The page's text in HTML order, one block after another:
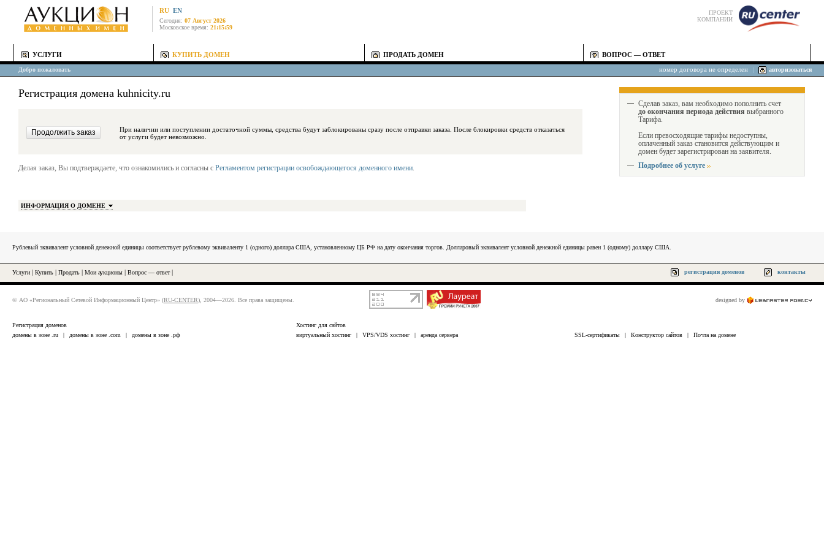
RU EN
Сегодня: 07 Август 2026
Московское время: 21:15:59
ПРОЕКТ
КОМПАНИИ
УСЛУГИ КУПИТЬ ДОМЕН ПРОДАТЬ ДОМЕН ВОПРОС — ОТВЕТ
Добро пожаловать номер договора не определен авторизоваться
Регистрация домена kuhnicity.ru
При наличии или поступлении достаточной суммы, средства будут заблокированы сразу после отправки заказа. После блокировки средств отказаться
от услуги будет невозможно.
Делая заказ, Вы подтверждаете, что ознакомились и согласны с Регламентом регистрации освобождающегося доменного имени.
ИНФОРМАЦИЯ О ДОМЕНЕ
Сделав заказ, вам необходимо пополнить счет
до окончания периода действия выбранного
Тарифа.
Если превосходящие тарифы недоступны,
оплаченный заказ становится действующим и
домен будет зарегистрирован на заявителя.
Подробнее об услуге
Рублевый эквивалент условной денежной единицы соответствует рублевому эквиваленту 1 (одного) доллара США, установленному ЦБ РФ на дату окончания торгов. Долларовый эквивалент условной денежной единицы равен 1 (одному) доллару США.
Услуги Купить Продать Мои аукционы Вопрос — ответ| регистрация доменов контакты
© АО «Региональный Сетевой Информационный Центр» (RU-CENTER), 2004—2026. Все права защищены. designed by
Регистрация доменов
домены в зоне .ru
| домены в зоне .com | домены в зоне .рф
Хостинг для сайтов
виртуальный хостинг
| VPS/VDS хостинг | аренда сервера SSL-сертификаты | Конструктор сайтов | Почта на домене